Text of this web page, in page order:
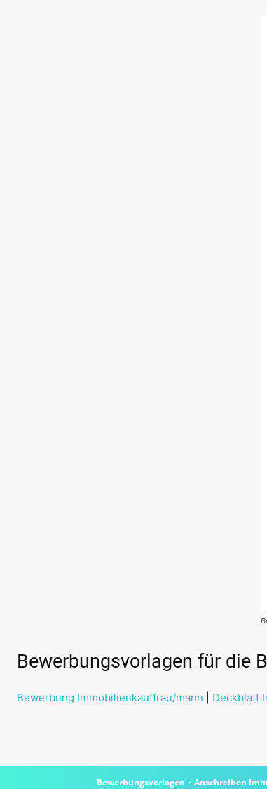
Bewerbungsvorlagen für die
Bewerbung Immobilienkauffrau/mann Deckblatt
Bewerbungsvorlagen Anschreiben